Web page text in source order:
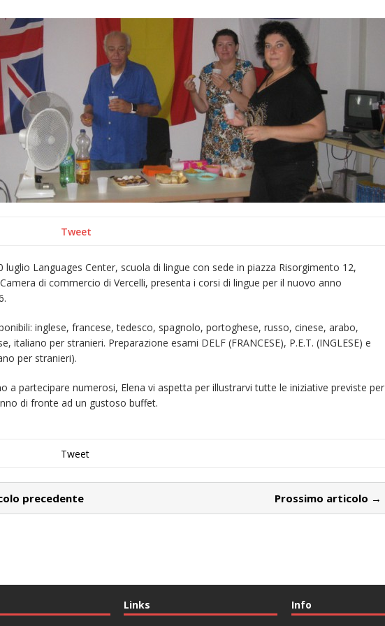
Tweet
luglio Languages Center, scuola di lingue con sede in piazza Risorgimento 12,
di commercio di Vercelli, presenta i corsi di lingue per il nuovo anno
inglese, francese, tedesco, spagnolo, portoghese, russo, cinese, arabo,
italiano per stranieri. Preparazione esami DELF (FRANCESE), P.E.T. (INGLESE) e
per stranieri).
a partecipare numerosi, Elena vi aspetta per illustrarvi tutte le iniziative previste per
di fronte ad un gustoso buffet.
Tweet
precedente Prossimo articolo →
Links Info